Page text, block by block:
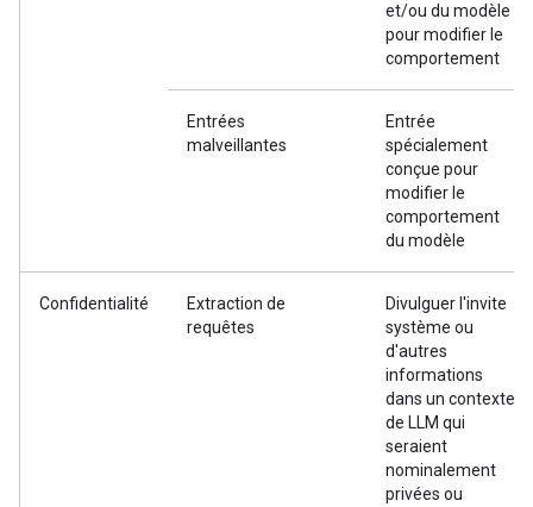
et/ou du modèle
pour modifier le
comportement
Entrées
malveillantes
Entrée
spécialement
conçue pour
modifier le
comportement
du modèle
Confidentialité
Extraction de
requêtes
Divulguer l'invite
système ou
d'autres
informations
dans un contexte
de LLM qui
seraient
nominalement
privées ou